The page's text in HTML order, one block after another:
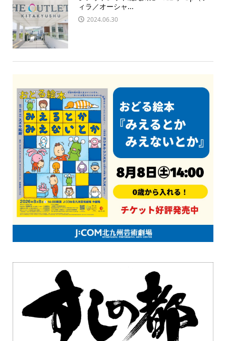
ィラ／オーシャ...
2024.06.30